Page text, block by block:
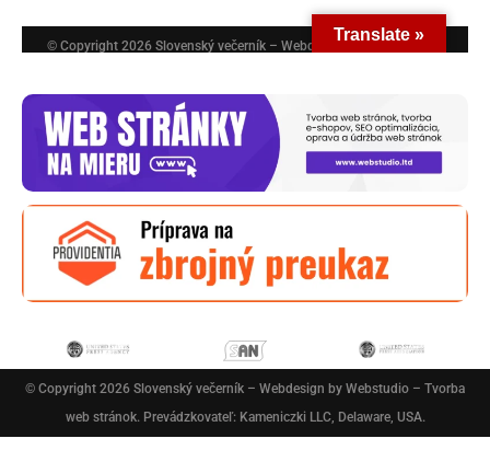
© Copyright 2026 Slovenský večerník – Webdesign by Webstudio – Tvorba
web stránok. Prevádzkovateľ: Kameniczki LLC, Delaware, USA.